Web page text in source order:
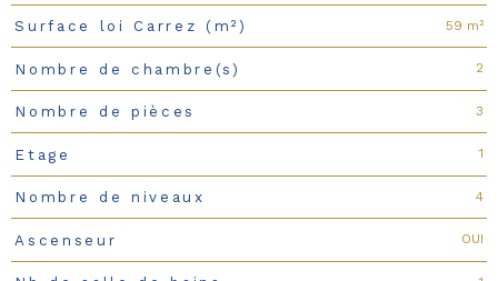
Surface loi Carrez (m²) 59 m²
Nombre de chambre(s) 2
Nombre de pièces 3
Etage 1
Nombre de niveaux 4
Ascenseur OUI